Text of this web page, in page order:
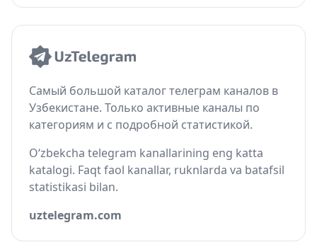
Самый большой каталог телеграм каналов в
Узбекистане. Только активные каналы по
категориям и с подробной статистикой.
O‘zbekcha telegram kanallarining eng katta
katalogi. Faqt faol kanallar, ruknlarda va batafsil
statistikasi bilan.
uztelegram.com